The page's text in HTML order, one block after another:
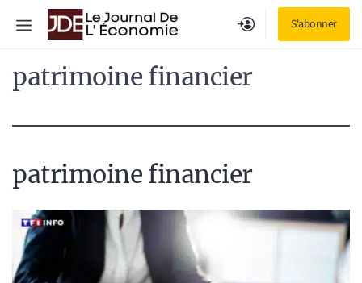
S'abonner
Menu
patrimoine financier
patrimoine financier